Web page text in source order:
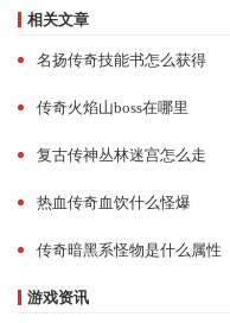
相关文章
名扬传奇技能书怎么获得
传奇火焰山boss在哪里
复古传神丛林迷宫怎么走
热血传奇血饮什么怪爆
传奇暗黑系怪物是什么属性
游戏资讯